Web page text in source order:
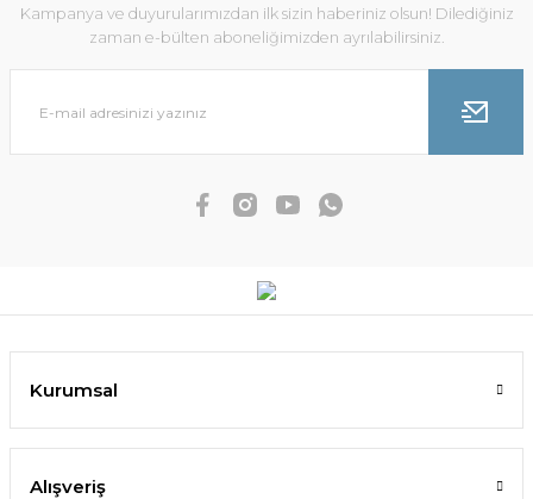
Kampanya ve duyurularımızdan ilk sizin haberiniz olsun! Dilediğiniz
zaman e-bülten aboneliğimizden ayrılabilirsiniz.
Kurumsal
Alışveriş